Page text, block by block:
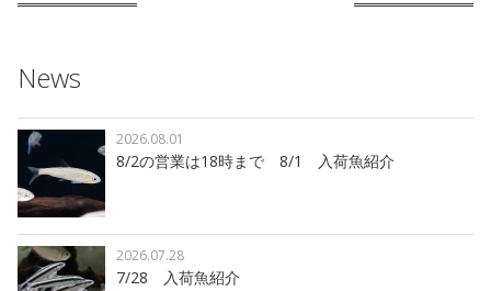
News
8/2の営業は18時まで 8/1 入荷魚紹介
2026.08.01
7/28 入荷魚紹介
2026.07.28